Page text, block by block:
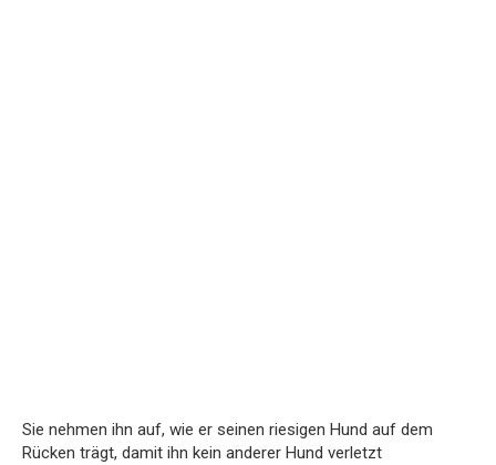
Sie nehmen ihn auf, wie er seinen riesigen Hund auf dem
Rücken trägt, damit ihn kein anderer Hund verletzt